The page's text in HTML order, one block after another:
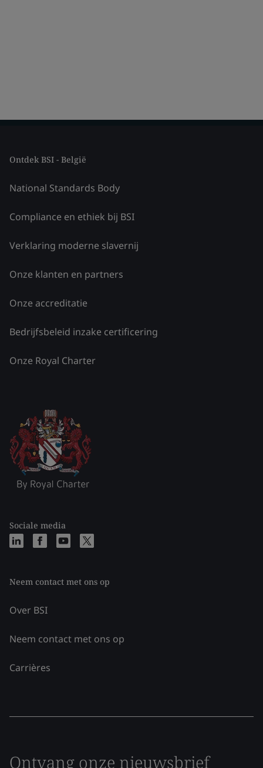
Ontdek BSI - België
National Standards Body
Compliance en ethiek bij BSI
Verklaring moderne slavernij
Onze klanten en partners
Onze accreditatie
Bedrijfsbeleid inzake certificering
Onze Royal Charter
Sociale media
Neem contact met ons op
Over BSI
Neem contact met ons op
Carrières
Ontvang onze nieuwsbrief